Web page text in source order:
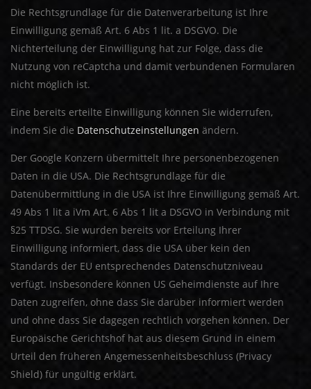
Die Rechtsgrundlage für die Datenverarbeitung ist Ihre
Einwilligung gemäß Art. 6 Abs 1 lit. a DSGVO. Die
Nichterteilung der Einwilligung hat zur Folge, dass die
Nutzung von reCaptcha und damit verbundenen Formularen
nicht möglich ist.
Eine bereits erteilte Einwilligung können Sie widerrufen,
indem Sie die Datenschutzeinstellungen ändern.
Der Google Konzern übermittelt Ihre personenbezogenen
Daten in die USA. Die Rechtsgrundlage für die
Datenübermittlung in die USA ist Ihre Einwilligung gemäß Art.
49 Abs 1 lit a iVm Art. 6 Abs 1 lit a DSGVO in Verbindung mit
§25 TTDSG. Sie wurden bereits vor Erteilung Ihrer
Einwilligung informiert, dass die USA über kein den
Standards der EU entsprechendes Datenschutzniveau
verfügt. Insbesondere können US Geheimdienste auf Ihre
Daten zugreifen, ohne dass Sie darüber informiert werden
und ohne dass Sie dagegen rechtlich vorgehen können. Der
Europäische Gerichtshof hat aus diesem Grund in einem
Urteil den früheren Angemessenheitsbeschluss (Privacy
Shield) für ungültig erklärt.